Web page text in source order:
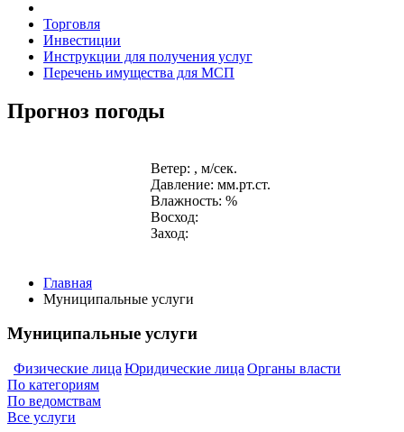
Торговля
Инвестиции
Инструкции для получения услуг
Перечень имущества для МСП
Прогноз погоды
Ветер: , м/сек.
Давление: мм.рт.ст.
Влажность: %
Восход:
Заход:
Главная
Муниципальные услуги
Муниципальные услуги
Физические лица Юридические лица Органы власти
По категориям
По ведомствам
Все услуги